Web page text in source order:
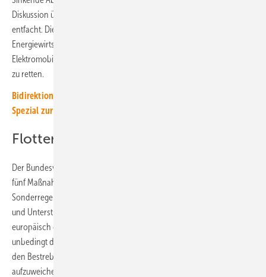
Diskussion über die Wettbewerbsfähigkeit deutscher Autohersteller
entfacht. Diese Debatte spielt auch im Wahlkampf eine Rolle. Die
Energiewirtschaft ist sich einig: Der weitere Hochlauf der
Elektromobilität ist ein Hebel, um den Automobilstandort Deutschland
zu retten.
Bidirektional Laden und Firmenflotten elektrifizieren: Unser
Spezial zur Elektromobilität
Flottengrenzwerte beibehalten
Der Bundesverband der Energie- und Wasserwirtschaft (BDEW) nennt
fünf Maßnahmen, wie das gelingen kann. So sollte auf deutsche
Sonderregeln verzichtet werden. Die Planung von Ladeinfrastruktur
und Unterstützungen für den Umstieg aufs Elektroauto muss
europäisch gedacht werden. Außerdem plädiert der BDEW dafür,
unbedingt die CO2-Flottengrenzwerte beizubehalten. Damit erteilt er
den Bestrebungen einiger politischer Parteien, diese Grenzwerte
aufzuweichen, eine klare Absage. Der Verband begründet dies damit,